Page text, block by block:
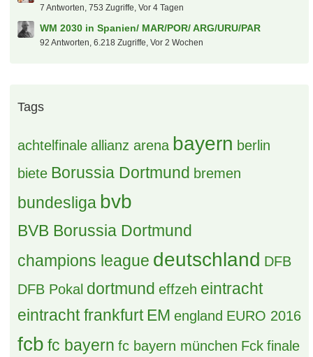
7 Antworten, 753 Zugriffe, Vor 4 Tagen
WM 2030 in Spanien/ MAR/POR/ ARG/URU/PAR
92 Antworten, 6.218 Zugriffe, Vor 2 Wochen
Tags
achtelfinale allianz arena bayern berlin
biete Borussia Dortmund bremen
bundesliga bvb
BVB Borussia Dortmund
champions league deutschland DFB
DFB Pokal dortmund effzeh eintracht
eintracht frankfurt EM england EURO 2016
fcb fc bayern fc bayern münchen Fck finale